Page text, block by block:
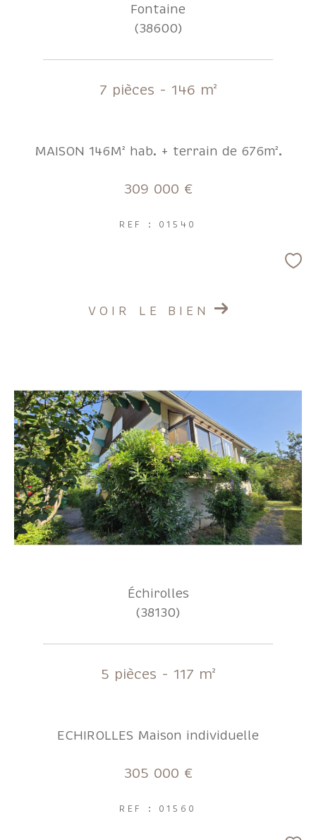
Fontaine
(38600)
7 pièces - 146 m²
MAISON 146M² hab. + terrain de 676m².
309 000 €
REF : 01540
VOIR LE BIEN
Échirolles
(38130)
5 pièces - 117 m²
ECHIROLLES Maison individuelle
305 000 €
REF : 01560